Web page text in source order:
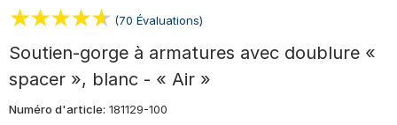
(70 Évaluations)
Soutien-gorge à armatures avec doublure «
spacer », blanc - « Air »
Numéro d'article: 181129-100